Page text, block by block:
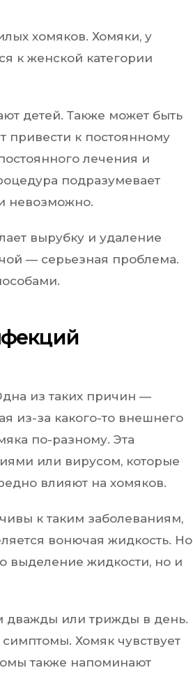
хомяков. Хомяки, у
к женской категории
детей. Также может быть
привести к постоянному
лечения и
подразумевает
невозможно.
вырубку и удаление
— серьезная проблема.
из таких причин —
из-за какого-то внешнего
по-разному. Эта
или вирусом, которые
влияют на хомяков.
к таким заболеваниям,
вонючая жидкость. Но
выделение жидкости, но и
дважды или трижды в день.
Хомяк чувствует
также напоминают